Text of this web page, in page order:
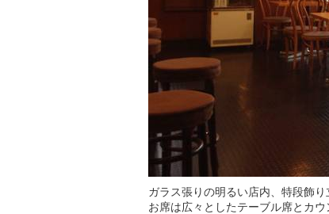
ガラス張りの明るい店内、特段飾
お席は広々としたテーブル席とカウ